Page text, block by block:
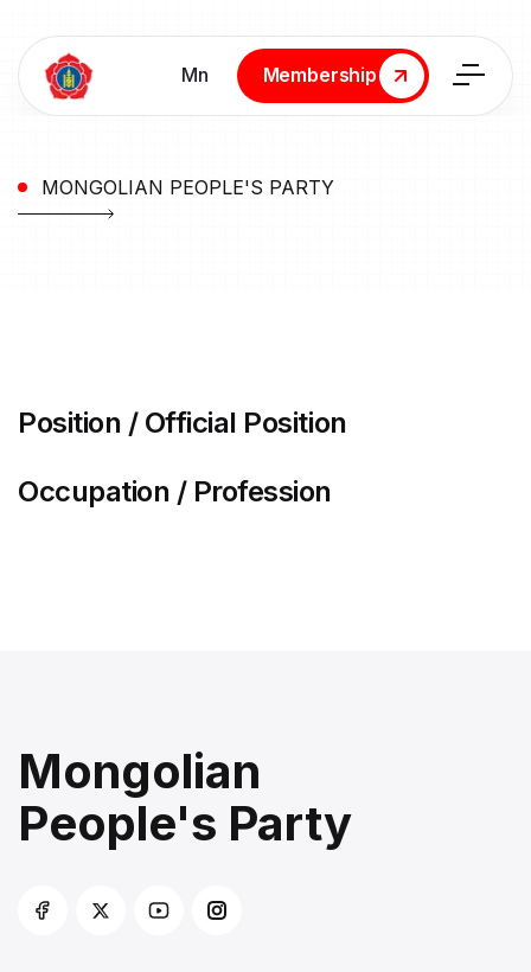
Мn
Membership
Membership
MONGOLIAN PEOPLE'S PARTY
Position / Official Position
Occupation / Profession
Mongolian
People's Party